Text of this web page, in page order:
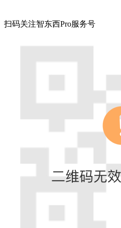
扫码关注智东西Pro服务号